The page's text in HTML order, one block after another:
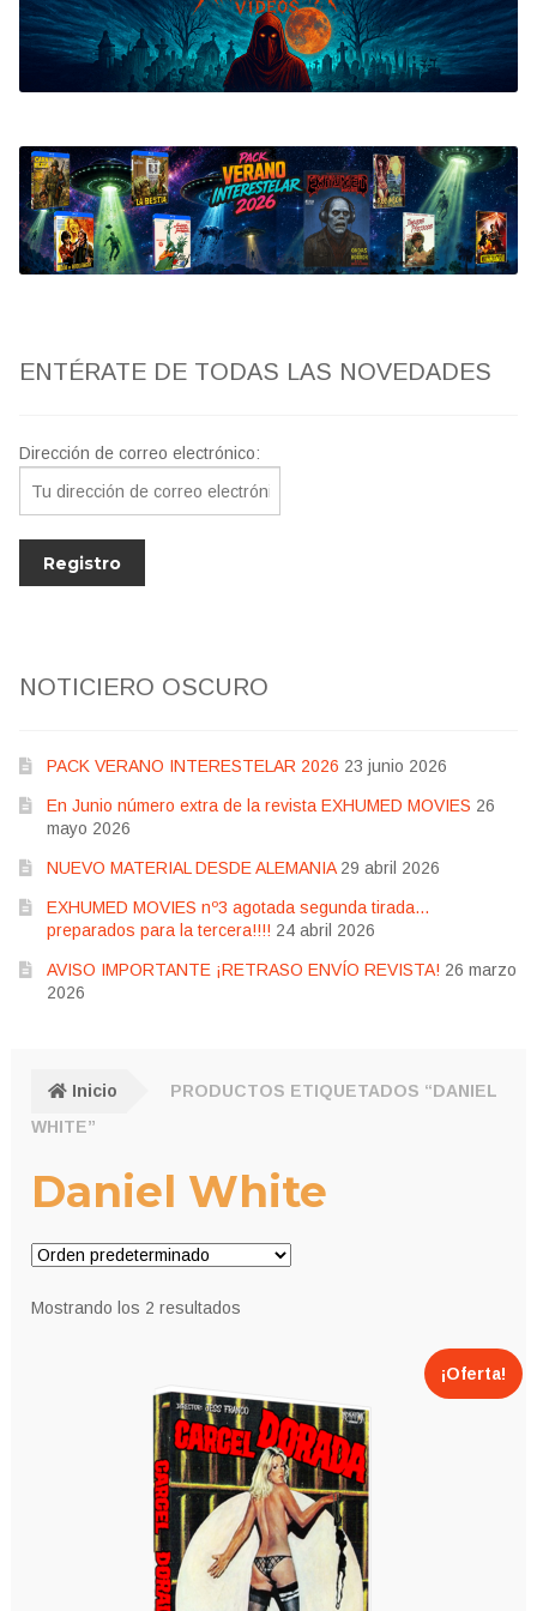
Bluray
Clasificada S
artwork
fantaterror
Jesús Franco
ENTÉRATE DE TODAS LAS NOVEDADES
Dirección de correo electrónico:
NOTICIERO OSCURO
PACK VERANO INTERESTELAR 2026 23 junio 2026
En Junio número extra de la revista EXHUMED MOVIES 26
mayo 2026
NUEVO MATERIAL DESDE ALEMANIA 29 abril 2026
EXHUMED MOVIES nº3 agotada segunda tirada…
preparados para la tercera!!!! 24 abril 2026
AVISO IMPORTANTE ¡RETRASO ENVÍO REVISTA! 26 marzo
2026
Inicio
PRODUCTOS ETIQUETADOS “DANIEL
WHITE”
Daniel White
Mostrando los 2 resultados
¡Oferta!